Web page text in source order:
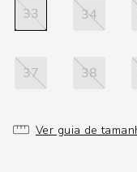
33 34
37 38
Ver guia de